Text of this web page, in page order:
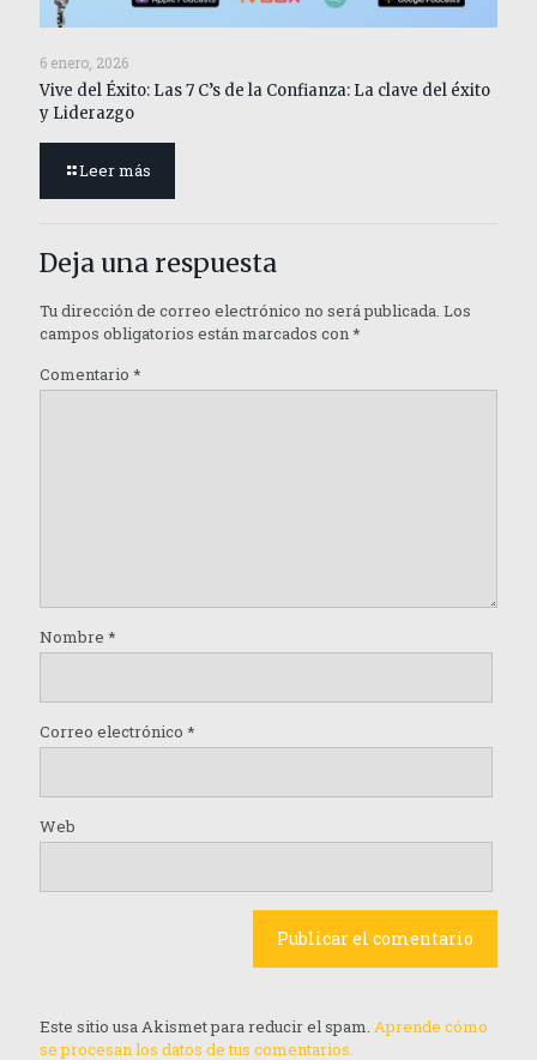
6 enero, 2026
Vive del Éxito: Las 7 C’s de la Confianza: La clave del éxito
y Liderazgo
Leer más
Deja una respuesta
Tu dirección de correo electrónico no será publicada. Los
campos obligatorios están marcados con*
Comentario *
Nombre *
Correo electrónico *
Web
Este sitio usa Akismet para reducir el spam. Aprende cómo
se procesan los datos de tus comentarios.